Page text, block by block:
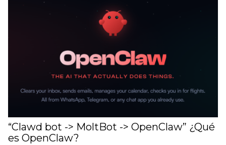
“Clawd bot -> MoltBot -> OpenClaw” ¿Qué
es OpenClaw?